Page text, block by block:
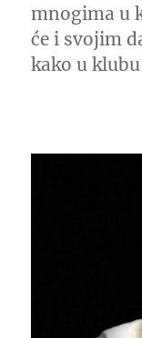
mnogima u
će i svojim
kako u